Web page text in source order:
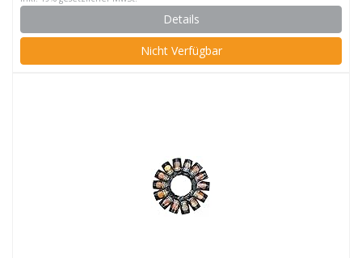
Details
Nicht Verfügbar